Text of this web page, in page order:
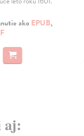
ako EPUB,
aj: